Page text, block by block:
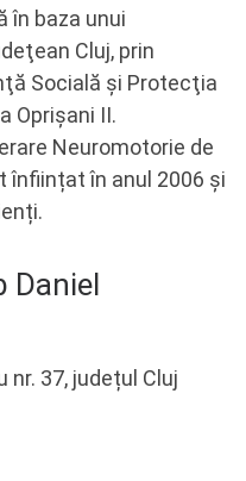
în baza unui
Cluj, prin
Socială şi Protecţia
Oprişani II.
Neuromotorie de
înființat în anul 2006 și
Daniel
nr. 37, județul Cluj